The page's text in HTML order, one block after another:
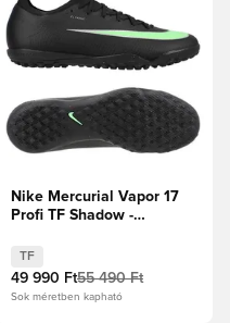
Nike Mercurial Vapor 17
Profi TF Shadow -
TF
49 990 Ft55 490 Ft
Sok méretben kapható